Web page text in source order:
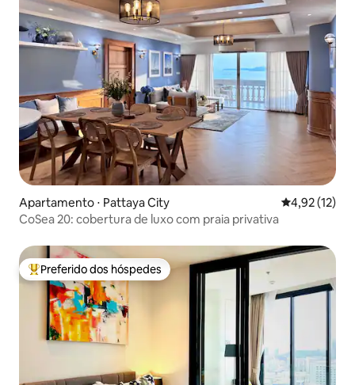
Apartamento ⋅ Pattaya City 4,92 de uma
4,92 (12)
CoSea 20: cobertura de luxo com praia privativa
Entre os melhores preferidos dos hóspedes
Preferido dos hóspedes